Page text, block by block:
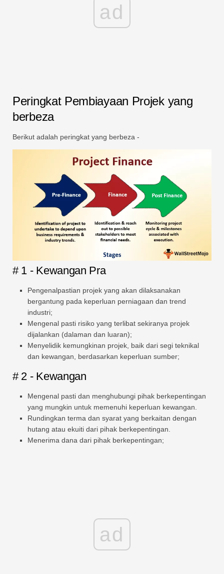
ad
Peringkat Pembiayaan Projek yang
berbeza
Berikut adalah peringkat yang berbeza -
# 1 - Kewangan Pra
Pengenalpastian projek yang akan dilaksanakan
bergantung pada keperluan perniagaan dan trend
industri;
Mengenal pasti risiko yang terlibat sekiranya projek
dijalankan (dalaman dan luaran);
Menyelidik kemungkinan projek, baik dari segi teknikal
dan kewangan, berdasarkan keperluan sumber;
# 2 - Kewangan
Mengenal pasti dan menghubungi pihak berkepentingan
yang mungkin untuk memenuhi keperluan kewangan.
Rundingkan terma dan syarat yang berkaitan dengan
hutang atau ekuiti dari pihak berkepentingan.
Menerima dana dari pihak berkepentingan;
ad